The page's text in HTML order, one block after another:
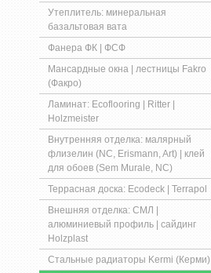
Утеплитель: минеральная
базальтовая вата
Фанера ФК | ФСФ
Мансардные окна | лестницы Fakro
(Факро)
Ламинат: Ecoflooring | Ritter |
Holzmeister
Внутренняя отделка: малярный
флизелин (NC, Erismann, Art) | клей
для обоев (Sem Murale, NC)
Террасная доска: Ecodeck | Terrapol
Внешняя отделка: СМЛ |
алюминиевый профиль | сайдинг
Holzplast
Стальные радиаторы Kermi (Керми)